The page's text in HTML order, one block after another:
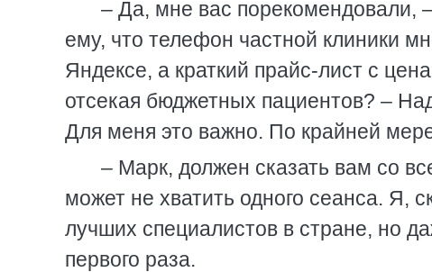
– Да, мне вас порекомендовали,
ему, что телефон частной клиники
Яндексе, а краткий прайс-лист с
отсекая бюджетных пациентов? –
Для меня это важно. По крайней
– Марк, должен сказать вам со
может не хватить одного сеанса. Я,
лучших специалистов в стране, но
первого раза.